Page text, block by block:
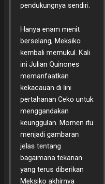
pendukungnya sendiri.
Hanya enam menit
berselang, Meksiko
kembali memukul. Kali
ini Julian Quinones
memanfaatkan
kekacauan di lini
pertahanan Ceko untuk
menggandakan
keunggulan. Momen itu
menjadi gambaran
jelas tentang
bagaimana tekanan
yang terus diberikan
Meksiko akhirnya